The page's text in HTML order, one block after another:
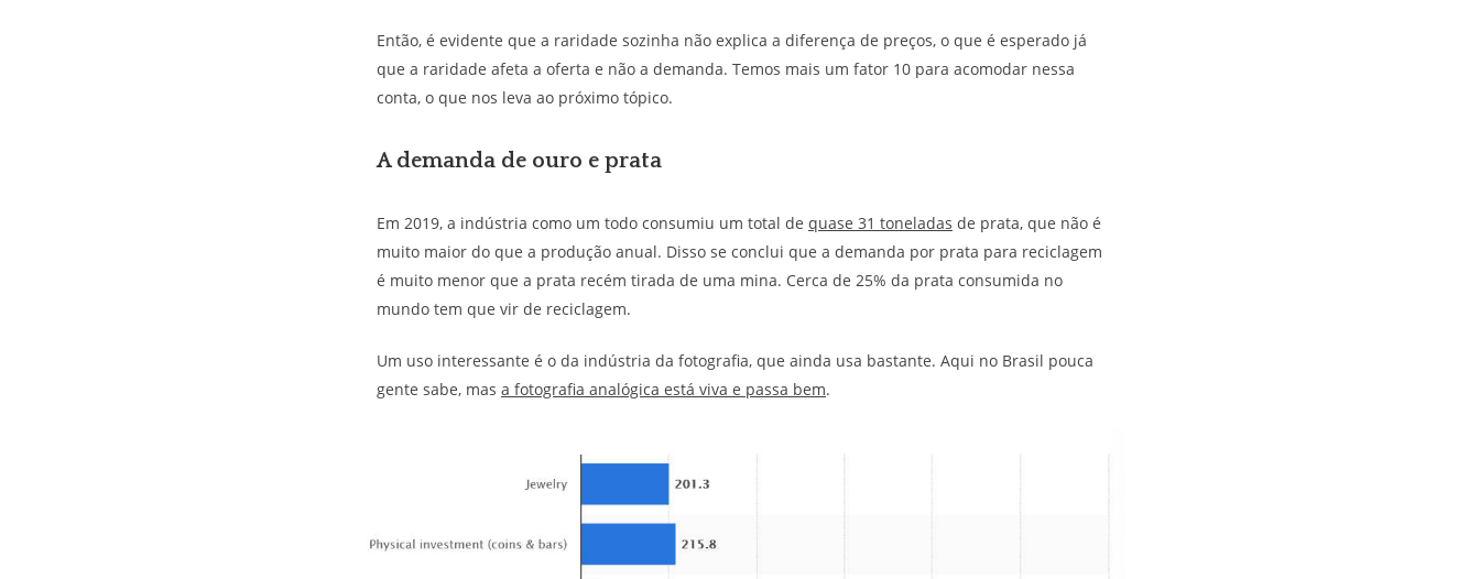
Então, é evidente que a raridade sozinha não explica a diferença de preços, o que é esperado já
que a raridade afeta a oferta e não a demanda. Temos mais um fator 10 para acomodar nessa
conta, o que nos leva ao próximo tópico.
A demanda de ouro e prata
Em 2019, a indústria como um todo consumiu um total de quase 31 toneladas de prata, que não é
muito maior do que a produção anual. Disso se conclui que a demanda por prata para reciclagem
é muito menor que a prata recém tirada de uma mina. Cerca de 25% da prata consumida no
mundo tem que vir de reciclagem.
Um uso interessante é o da indústria da fotografia, que ainda usa bastante. Aqui no Brasil pouca
gente sabe, mas a fotografia analógica está viva e passa bem.